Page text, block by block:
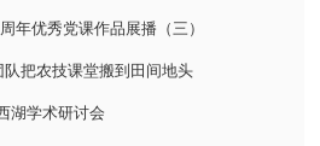
年优秀党课作品展播（三）
把农技课堂搬到田间地头
湖学术研讨会